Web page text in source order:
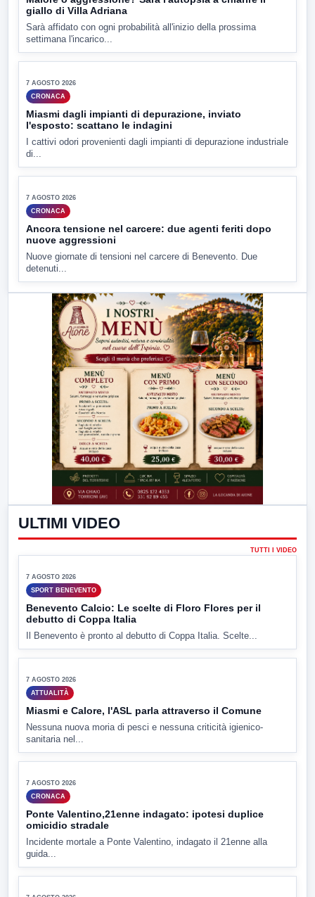
7 AGOSTO 2026
CRONACA
Ponte Valentino,21enne indagato: ipotesi duplice
omicidio stradale
Incidente mortale a Ponte Valentino, indagato il 21enne alla
▶
7 AGOSTO 2026
Malore o aggressione? Sarà l'autopsia a chiarire il
giallo di Villa Adriana
Sarà affidato con ogni probabilità all'inizio della prossima
settimana l'incarico...
7 AGOSTO 2026
CRONACA
Miasmi dagli impianti di depurazione, inviato
I cattivi odori provenienti dagli impianti di depurazione industriale
di...
7 AGOSTO 2026
CRONACA
Ancora tensione nel carcere: due agenti feriti dopo
nuove aggressioni
Nuove giornate di tensioni nel carcere di Benevento. Due
detenuti...